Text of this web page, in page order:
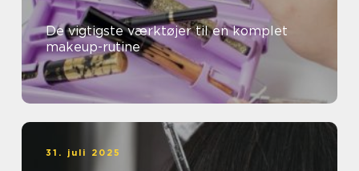
De vigtigste værktøjer til en komplet
makeup-rutine
31. juli 2025